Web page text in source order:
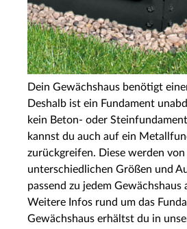
Dein Gewächshaus benötigt
Deshalb ist ein Fundament
kein Beton- oder
kannst du auch auf ein
zurückgreifen. Diese werden
unterschiedlichen Größen und
passend zu jedem Gewächshaus
Weitere Infos rund um das
Gewächshaus erhältst du in